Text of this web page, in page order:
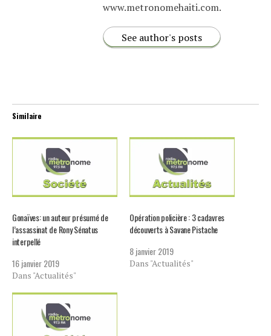
www.metronomehaiti.com.
See author's posts
Similaire
Gonaïves: un auteur présumé de
l’assassinat de Rony Sénatus
interpellé
16 janvier 2019
Dans "Actualités"
Opération policière : 3 cadavres
découverts à Savane Pistache
8 janvier 2019
Dans "Actualités"